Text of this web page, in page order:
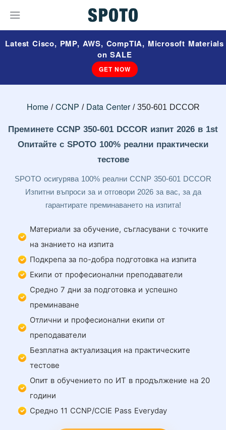
Latest Cisco, PMP, AWS, CompTIA, Microsoft Materials
on SALE
GET NOW
Home CCNP Data Center 350-601 DCCOR
Преминете CCNP 350-601 DCCOR изпит 2026 в 1st
Опитайте с SPOTO 100% реални практически
тестове
SPOTO осигурява 100% реални CCNP 350-601 DCCOR
Изпитни въпроси за и отговори 2026 за вас, за да
гарантирате преминаването на изпита!
Материали за обучение, съгласувани с точките
на знанието на изпита
Подкрепа за по-добра подготовка на изпита
Екипи от професионални преподаватели
Средно 7 дни за подготовка и успешно
преминаване
Отлични и професионални екипи от
преподаватели
Безплатна актуализация на практическите
тестове
Опит в обучението по ИТ в продължение на 20
години
Средно 11 CCNP/CCIE Pass Everyday